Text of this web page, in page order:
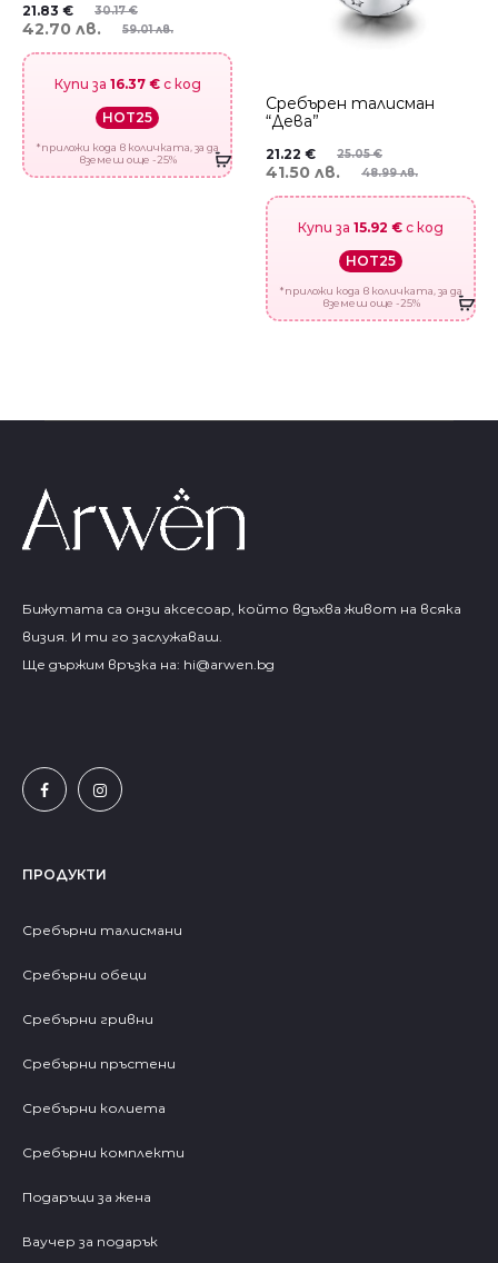
30.17€
21.83 €
59.01 лв.
42.70 лв.
Купи за 16.37 €с код
HOT25
*приложи кода в количката, за да
вземеш още -25%
Сребърен талисман
“Дева”
25.05€
21.22 €
48.99 лв.
41.50 лв.
Купи за 15.92 € с код
HOT25
*приложи кода в количката, за да
вземеш още -25%
Бижутата са онзи аксесоар, който вдъхва живот на всяка
визия. И ти го заслужаваш.
Ще държим връзка на: hi@arwen.bg
ПРОДУКТИ
Сребърни талисмани
Сребърни обеци
Сребърни гривни
Сребърни пръстени
Сребърни колиета
Сребърни комплекти
Подаръци за жена
Ваучер за подарък